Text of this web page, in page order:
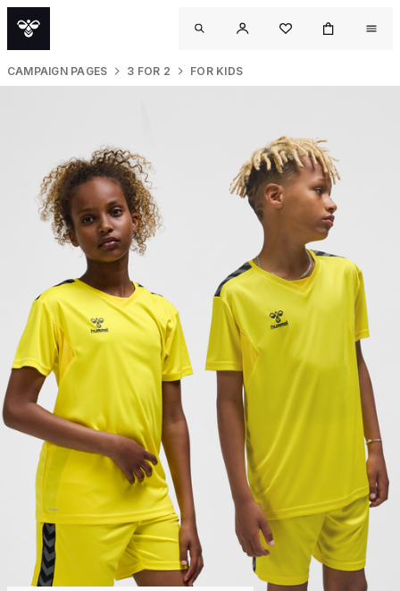
CAMPAIGN PAGES 3 FOR 2 FOR KIDS